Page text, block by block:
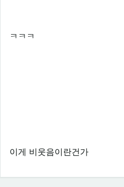
ㅋㅋㅋ
이게 비웃음이란건가